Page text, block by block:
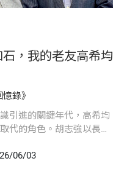
，我的老友高希均
錄》
引進的關鍵年代，高希均
代的角色。胡志強以長年
推動閱讀與國際視野，影
06/03